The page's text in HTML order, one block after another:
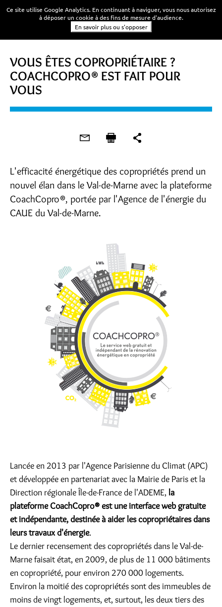
VOUS ÊTES COPROPRIÉTAIRE ?
COACHCOPRO® EST FAIT POUR
VOUS
L'efficacité énergétique des copropriétés prend un
nouvel élan dans le Val-de-Marne avec la plateforme
CoachCopro®, portée par l'Agence de l'énergie du
CAUE du Val-de-Marne.
Lancée en 2013 par l'Agence Parisienne du Climat (APC)
et développée en partenariat avec la Mairie de Paris et la
Direction régionale Île-de-France de l'ADEME, la
plateforme CoachCopro® est une interface web gratuite
et indépendante, destinée à aider les copropriétaires dans
leurs travaux d'énergie.
Le dernier recensement des copropriétés dans le Val-de-
Marne faisait état, en 2009, de plus de 11 000 bâtiments
en copropriété, pour environ 270 000 logements.
Environ la moitié des copropriétés sont des immeubles de
moins de vingt logements, et, surtout, les deux tiers des
Ce site utilise Google Analytics. En continuant à naviguer, vous nous autorisez
à déposer un cookie à des fins de mesure d'audience.
En savoir plus ou s'opposer